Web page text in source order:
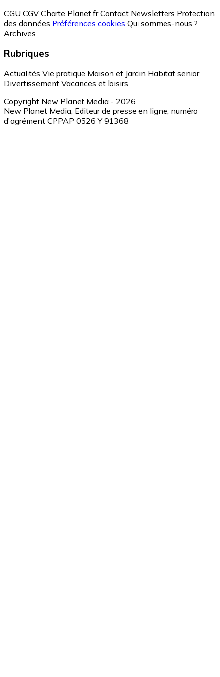
CGU CGV Charte Planet.fr Contact Newsletters Protection
des données Préférences cookies Qui sommes-nous ?
Archives
Rubriques
Actualités Vie pratique Maison et Jardin Habitat senior
Divertissement Vacances et loisirs
Copyright New Planet Media - 2026
New Planet Media, Editeur de presse en ligne, numéro
d'agrément CPPAP 0526 Y 91368